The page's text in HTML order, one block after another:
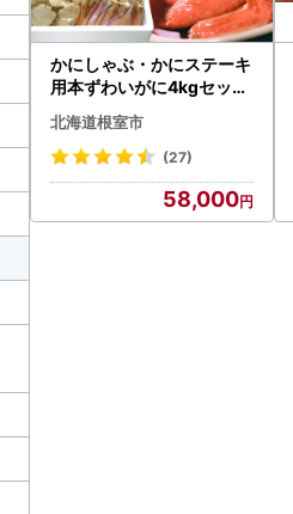
かにしゃぶ・かにステーキ
用本ずわいがに4kgセット
D-56004
北海道根室市
(27)
58,000